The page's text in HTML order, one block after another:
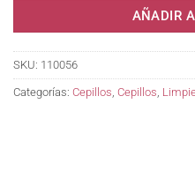
AÑADIR
SKU: 110056
Categorías: Cepillos, Cepillos,